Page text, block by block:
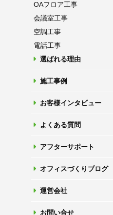
OAフロア工事
会議室工事
空調工事
電話工事
選ばれる理由
施工事例
お客様インタビュー
よくある質問
アフターサポート
オフィスづくりブログ
運営会社
お問い合せ